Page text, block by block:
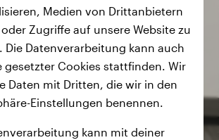
Medien von Drittanbietern
Zugriffe auf unsere Website zu
Die Datenverarbeitung kann auch
gesetzter Cookies stattfinden. Wir
Daten mit Dritten, die wir in den
Einstellungen benennen.
kann mit deiner